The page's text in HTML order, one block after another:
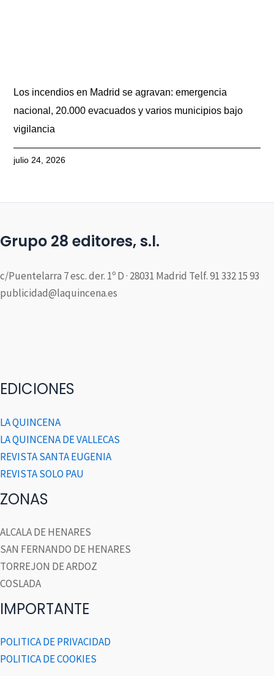
Los incendios en Madrid se agravan: emergencia
nacional, 20.000 evacuados y varios municipios bajo
vigilancia
julio 24, 2026
Grupo 28 editores, s.l.
c/Puentelarra 7 esc. der. 1º D · 28031 Madrid Telf. 91 332 15 93
publicidad@laquincena.es
EDICIONES
LA QUINCENA
LA QUINCENA DE VALLECAS
REVISTA SANTA EUGENIA
REVISTA SOLO PAU
ZONAS
ALCALA DE HENARES
SAN FERNANDO DE HENARES
TORREJON DE ARDOZ
COSLADA
IMPORTANTE
POLITICA DE PRIVACIDAD
POLITICA DE COOKIES